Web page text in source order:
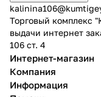
Торговый комплекс
выдачи интернет
106 ст. 4
Интернет-магазин
Компания
Информация